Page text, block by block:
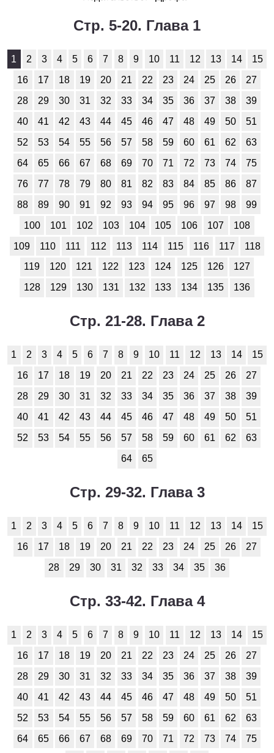
История
1
Литература
1
2 3 4 5 6 7 8 10
11
Математика
1
2 3 4 5 6 7 8 10
11
1
2 3 4 5 6 7 8 10
11
ОБЖ
1
2 3 5 6 7 8 9 10
11
Окружающий мир
1
2 3 4 5 6 7 8 9 10
11
Русский язык
Технология
6 7
Физика
5 6 7 8 9 10
4
Черчение
1
2 3 4 5 6 7 8 10
11
Экономика
Стр. 5-20. Глава 1
1 2 3 4 5 6 7 8 9 10 11 12 13 14
15
16
17 18 19 20 21 22 23 24 25 26
27
28
29 30 31 32 33 34 35 36 37 38
39
40
41 42 43 44 45 46 47 48 49 50
51
52
53 54 55 56 57 58 59 60 61 62
63
64
65 66 67 68 69 70 71 72 73 74
75
76
77 78 79 80 81 82 83 84 85 86
87
88
89 90 91 92 93 94 95 96 97 98
99
100
101 102 103 104 105 106 107
108
109
110 111 112 113 114 115 116 117
118
119
120 121 122 123 124 125 126
127
128
129 130 131 132 133 134 135 136
Стр. 21-28. Глава 2
1 2 3 4 5 6 7 8 9 10 11 12 13 14
15
16
17 18 19 20 21 22 23 24 25 26
27
28
29 30 31 32 33 34 35 36 37 38
39
40
41 42 43 44 45 46 47 48 49 50
51
52
53 54 55 56 57 58 59 60 61 62
63
64
65
Стр. 29-32. Глава 3
1 2 3 4 5 6 7 8 9 10 11 12 13 14
15
16
17 18 19 20 21 22 23 24 25 26
27
28
29 30 31 32 33 34 35 36
Стр. 33-42. Глава 4
1 2 3 4 5 6 7 8 9 10 11 12 13 14
15
16
17 18 19 20 21 22 23 24 25 26
27
28
29 30 31 32 33 34 35 36 37 38
39
40
41 42 43 44 45 46 47 48 49 50
51
52
53 54 55 56 57 58 59 60 61 62
63
64
65 66 67 68 69 70 71 72 73 74
75